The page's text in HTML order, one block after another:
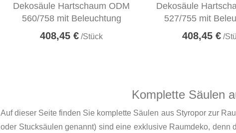
Dekosäule Hartschaum ODM
560/758 mit Beleuchtung
408,45 € /Stück
Dekosäule
527/755 mit
408,45 € /
Komplette Säulen
Auf dieser Seite finden Sie komplette Säulen aus Styropor zur
oder Stucksäulen genannt) sind eine exklusive Raumdeko,